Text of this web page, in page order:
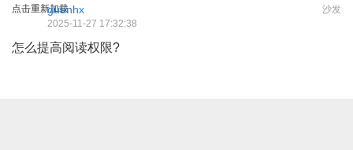
点击重新加载 沙发
guanhx
2025-11-27 17:32:38
怎么提高阅读权限?